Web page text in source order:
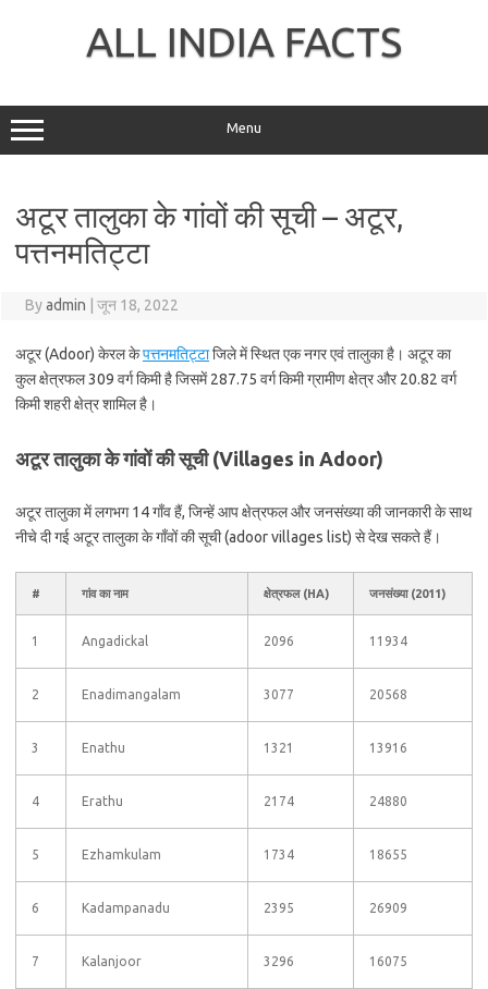
ALL INDIA FACTS
Menu
अटूर तालुका के गांवों की सूची – अटूर,
पत्तनमतिट्टा
Byadmin जून 18, 2022
अटूर (Adoor) केरल केपत्तनमतिट्टाजिले में स्थित एक नगर एवं तालुका है। अटूर का
कुल क्षेत्रफल 309 वर्ग किमी है जिसमें 287.75 वर्ग किमी ग्रामीण क्षेत्र और 20.82 वर्ग
किमी शहरी क्षेत्र शामिल है।
अटूर तालुका के गांवों की सूची (Villages in Adoor)
अटूर तालुका में लगभग 14 गाँव हैं, जिन्हें आप क्षेत्रफल और जनसंख्या की जानकारी के साथ
नीचे दी गई अटूर तालुका के गाँवों की सूची (adoor villages list) से देख सकते हैं।
# गांव का नाम क्षेत्रफल (HA) जनसंख्या (2011)
1 Angadickal 2096 11934
2 Enadimangalam 3077 20568
3 Enathu 1321 13916
4 Erathu 2174 24880
5 Ezhamkulam 1734 18655
6 Kadampanadu 2395 26909
7 Kalanjoor 3296 16075